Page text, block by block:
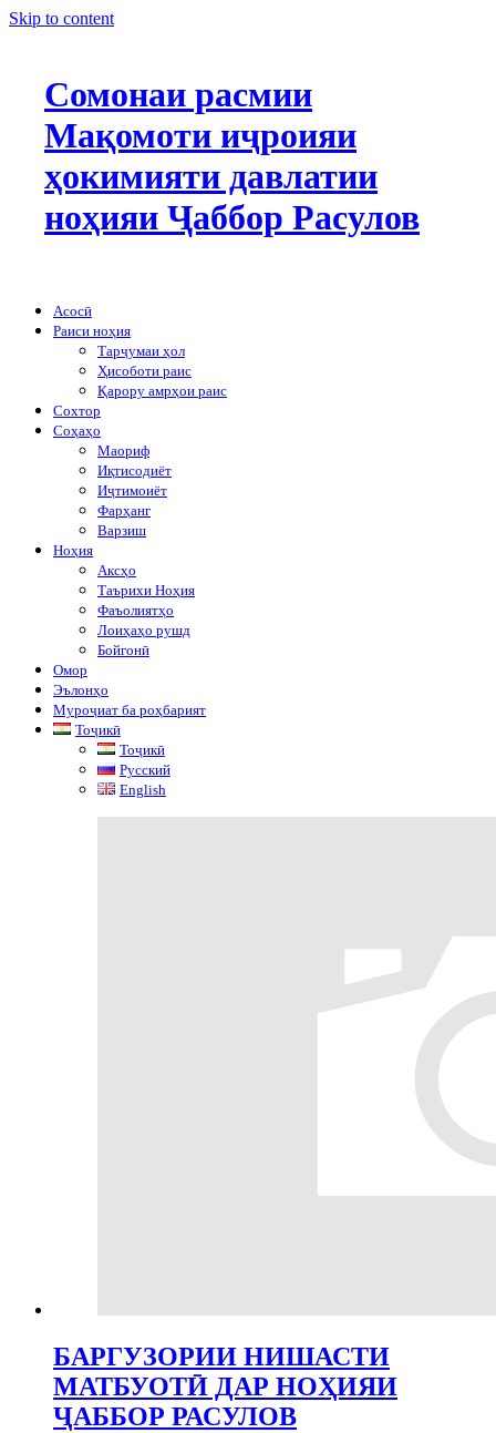
Skip to content
Сомонаи расмии
Мақомоти иҷроияи
ҳокимияти давлатии
ноҳияи Ҷаббор Расулов
Асосӣ
Раиси ноҳия
Тарҷумаи ҳол
Ҳисоботи раис
Қарору амрҳои раис
Сохтор
Соҳаҳо
Маориф
Иқтисодиёт
Иҷтимоиёт
Фарҳанг
Варзиш
Ноҳия
Аксҳо
Таърихи Ноҳия
Фаъолиятҳо
Лоиҳаҳо рушд
Бойгонӣ
Омор
Эълонҳо
Муроҷиат ба роҳбарият
Тоҷикӣ
Тоҷикӣ
Русский
English
БАРГУЗОРИИ НИШАСТИ
МАТБУОТӢ ДАР НОҲИЯИ
ҶАББОР РАСУЛОВ